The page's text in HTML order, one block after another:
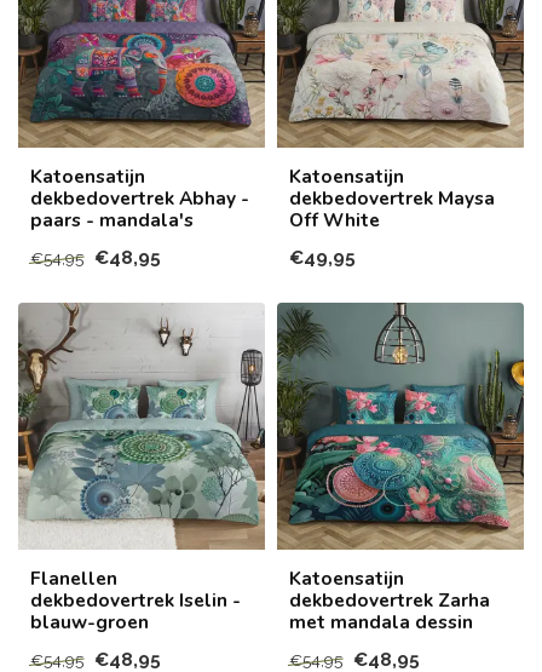
Katoensatijn
dekbedovertrek Abhay -
paars - mandala's
€54,95 €48,95
Katoensatijn
dekbedovertrek Maysa
Off White
€49,95
Flanellen
dekbedovertrek Iselin -
blauw-groen
€54,95 €48,95
Katoensatijn
dekbedovertrek Zarha
met mandala dessin
€54,95 €48,95